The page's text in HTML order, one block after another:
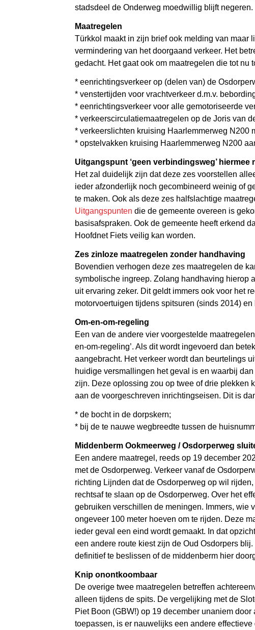
stadsdeel de Onderweg moedwillig blijft negeren.
Maatregelen
Türkkol maakt in zijn brief ook melding van maar
vermindering van het doorgaand verkeer. Het
gedacht. Het gaat ook om maatregelen die tot
* eenrichtingsverkeer op (delen van) de
* venstertijden voor vrachtverkeer d.m.v.
* eenrichtingsverkeer voor alle gemotoriseerde
* verkeerscirculatiemaatregelen op de Joris van
* verkeerslichten kruising Haarlemmerweg N200
* opstelvakken kruising Haarlemmerweg N200
Uitgangspunt ‘geen verbindingsweg’ hiermee
Het zal duidelijk zijn dat deze zes voorstellen
ieder afzonderlijk noch gecombineerd weinig of
te maken. Ook als deze zes halfslachtige
Uitgangspunten die de gemeente overeen is
basisafspraken. Ook de gemeente heeft erkend
Hoofdnet Fiets veilig kan worden.
Zes zinloze maatregelen zonder handhaving
Bovendien verhogen deze zes maatregelen de
symbolische ingreep. Zolang handhaving hierop
uit ervaring zeker. Dit geldt immers ook voor het
motorvoertuigen tijdens spitsuren (sinds 2014)
Om-en-om-regeling
Een van de andere vier voorgestelde
en-om-regeling’. Als dit wordt ingevoerd dan
aangebracht. Het verkeer wordt dan beurtelings
huidige versmallingen het geval is en waarbij
zijn. Deze oplossing zou op twee of drie plekken
aan de voorgeschreven inrichtingseisen. Dit is
* de bocht in de dorpskern;
* bij de te nauwe wegbreedte tussen de
Middenberm Ookmeerweg / Osdorperweg
Een andere maatregel, reeds op 19 december
met de Osdorperweg. Verkeer vanaf de
richting Lijnden dat de Osdorperweg op wil
rechtsaf te slaan op de Osdorperweg. Over het
gebruiken verschillen de meningen. Immers, wie
ongeveer 100 meter hoeven om te rijden. Deze
ieder geval een eind wordt gemaakt. In dat
een andere route kiest zijn de Oud Osdorpers
definitief te beslissen of de middenberm hier
Knip onontkoombaar
De overige twee maatregelen betreffen
alleen tijdens de spits. De vergelijking met de
Piet Boon (GBW!) op 19 december unaniem
toepassen, is er nauwelijks een andere